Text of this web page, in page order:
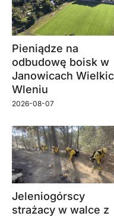
Pieniądze na
odbudowę boisk w
Janowicach
Wleniu
2026-08-07
Jeleniogórscy
strażacy w walce z